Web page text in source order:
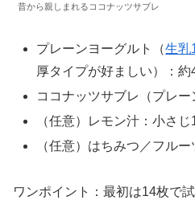
昔から親しまれるココナッツサブレ
プレーンヨーグルト（生乳
厚タイプが好ましい）：約
ココナッツサブレ（プレ
（任意）レモン汁：小さ
（任意）はちみつ／フル
ワンポイント：最初は14枚で